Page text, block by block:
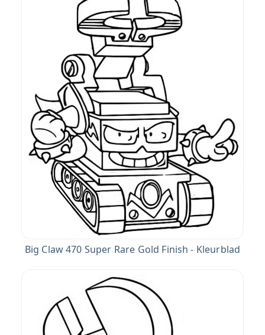
Big Claw 470 Super Rare Gold Finish - Kleurblad